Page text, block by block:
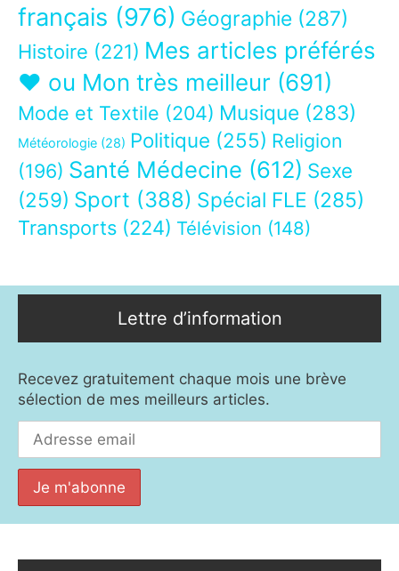
français (976) Géographie (287)
Histoire (221) Mes articles préférés
❤ ou Mon très meilleur (691)
Mode et Textile (204) Musique (283)
Météorologie (28) Politique (255) Religion
(196) Santé Médecine (612) Sexe
(259) Sport (388) Spécial FLE (285)
Transports (224) Télévision (148)
Lettre d’information
Recevez gratuitement chaque mois une brève
sélection de mes meilleurs articles.